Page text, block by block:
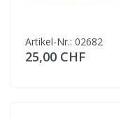
Artikel-Nr.: 02682
25,00 CHF